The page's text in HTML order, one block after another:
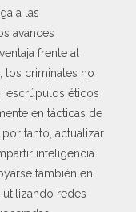
a las
avances
frente al
los criminales no
escrúpulos éticos
en tácticas de
tanto, actualizar
inteligencia
también en
utilizando redes